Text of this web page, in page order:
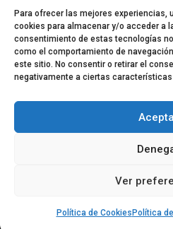
Para ofrecer las mejores
cookies para almacenar y/o acceder a
consentimiento de estas tecnologías
como el comportamiento de
este sitio. No consentir o retirar el
negativamente a ciertas
Ver
Política de Cookies Política
Equipo EPDLT